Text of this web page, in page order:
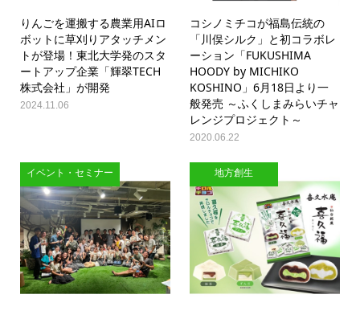
りんごを運搬する農業用AIロ
ボットに草刈りアタッチメン
トが登場！東北大学発のスタ
ートアップ企業「輝翠TECH
株式会社」が開発
2024.11.06
コシノミチコが福島伝統の
「川俣シルク」と初コラボレ
ーション「FUKUSHIMA
HOODY by MICHIKO
KOSHINO」6月18日より一
般発売 ～ふくしまみらいチャ
レンジプロジェクト～
2020.06.22
イベント・セミナー 地方創生